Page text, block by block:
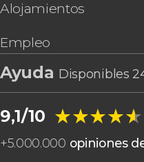
Alojamientos
Empleo
Ayuda Disponibles
9,1/10 ★★★★★
★★★★★
+5.000.000 opiniones